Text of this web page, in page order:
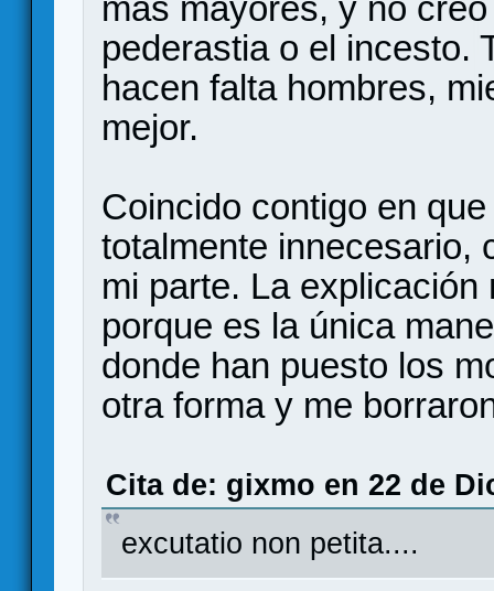
más mayores, y no
pederastia o el incesto.
hacen falta hombres,
mejor.
Coincido contigo en
totalmente innecesario,
mi parte. La
porque es la única
donde han puesto los
otra forma y me
Cita de: gixmo en 22 de
excutatio non petita....